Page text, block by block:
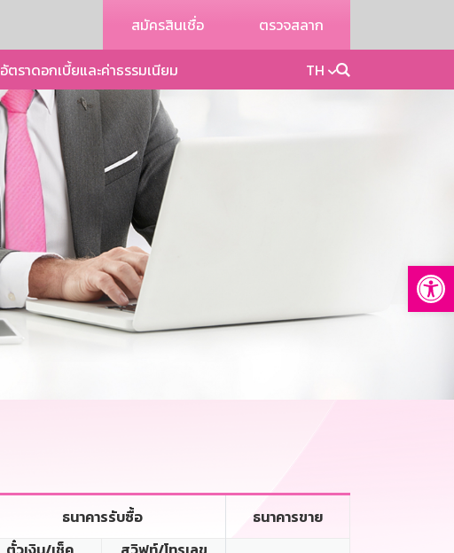
สมัครสินเชื่อ ตรวจสลาก
อัตราดอกเบี้ยและค่าธรรมเนียม TH
ธนาคารรับซื้อ
ธนาคารขาย